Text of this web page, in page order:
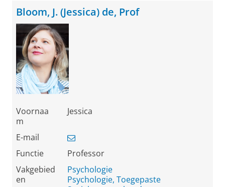
Bloom, J. (Jessica) de, Prof
Voornaa
m
Jessica
E-mail
Functie
Professor
Vakgebied
en
Psychologie
Psychologie, Toegepaste